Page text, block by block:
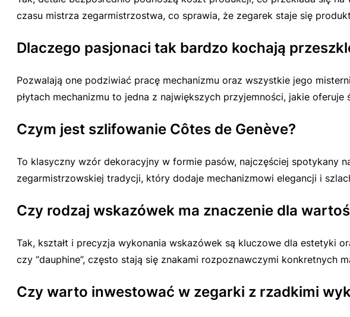
czasu mistrza zegarmistrzostwa, co sprawia, że zegarek staje się
Dlaczego pasjonaci tak bardzo kochają
Pozwalają one podziwiać pracę mechanizmu oraz wszystkie jego
płytach mechanizmu to jedna z największych przyjemności, jakie
Czym jest szlifowanie Côtes de Genève?
To klasyczny wzór dekoracyjny w formie pasów, najczęściej spotykany
zegarmistrzowskiej tradycji, który dodaje mechanizmowi elegancji i
Czy rodzaj wskazówek ma znaczenie dla
Tak, kształt i precyzja wykonania wskazówek są kluczowe dla estetyki
czy “dauphine”, często stają się znakami rozpoznawczymi konkretnych
Czy warto inwestować w zegarki z rzadkimi